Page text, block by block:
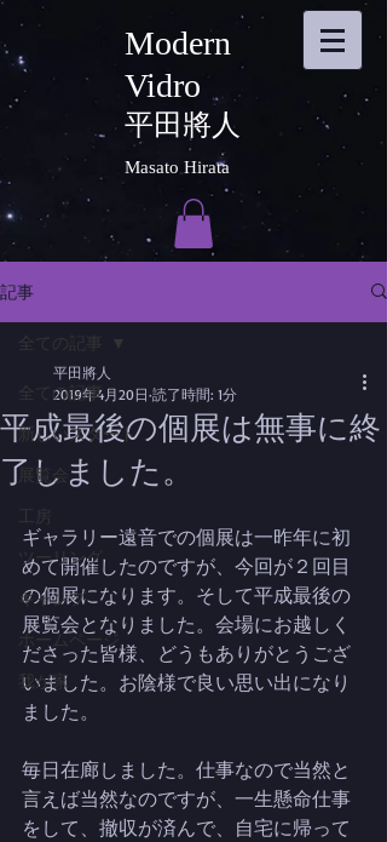
Modern
Vidro
平田將人
Masato Hirata
記事
全ての記事
新しいスタート
展覧会
ツーリング
キャンプ
ホームページ
我が家
平成最後の個展は無事に終
了しました。
平田將人
2019年4月20日 読了時間: 1分
ギャラリー遠音での個展は一昨年に初
めて開催したのですが、今回が２回目
の個展になります。そして平成最後の
展覧会となりました。会場にお越しく
ださった皆様、どうもありがとうござ
いました。お陰様で良い思い出になり
ました。
毎日在廊しました。仕事なので当然と
言えば当然なのですが、一生懸命仕事
をして、撤収が済んで、自宅に帰って